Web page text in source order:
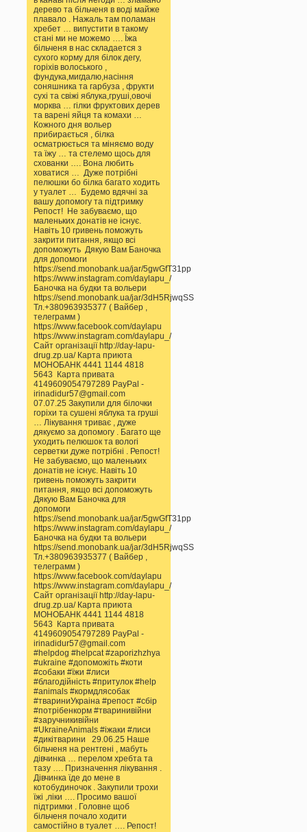
дерево та більченя в воді майже
плавало . Нажаль там поламан
хребет … випустити в такому
стані ми не можемо …. Їжа
більченя в нас складается з
сухого корму для білок дегу,
горіхів волоського ,
фундука,мигдалю,насіння
соняшника та гарбуза , фрукти
сухі та свіжі яблука,груші,овочі
морква … гілки фруктових дерев
та варені яйця та комахи …
Кожного дня вольер
прибирається , білка
осматрюється та міняємо воду
та їжу … та стелемо щось для
схованки …. Вона любить
ховатися … Дуже потрібні
пелюшки бо білка багато ходить
у туалет … Будемо вдячні за
вашу допомогу та підтримку
Репост! Не забуваємо, що
маленьких донатів не існує.
Навіть 10 гривень поможуть
закрити питання, якщо всі
допоможуть Дякую Вам Баночка
для допомоги
https://send.monobank.ua/jar/5gwGfT31pp
https://www.instagram.com/daylapu_/
Баночка на будки та вольери
https://send.monobank.ua/jar/3dH5RjwqSS
Тл.+380963935377 ( Вайбер ,
телеграмм )
https://www.facebook.com/daylapu
https://www.instagram.com/daylapu_/
Сайт організації http://day-lapu-
drug.zp.ua/ Карта приюта
МОНОБАНК 4441 1144 4818
5643 Карта привата
4149609054797289 PayPal -
irinadidur57@gmail.com
07.07.25 Закупили для білочки
горіхи та сушені яблука та груші
… Лікування триває , дуже
дякуємо за допомогу . Багато ще
уходить пелюшок та вологі
серветки дуже потрібні . Репост!
Не забуваємо, що маленьких
донатів не існує. Навіть 10
гривень поможуть закрити
питання, якщо всі допоможуть
Дякую Вам Баночка для
допомоги
https://send.monobank.ua/jar/5gwGfT31pp
https://www.instagram.com/daylapu_/
Баночка на будки та вольери
https://send.monobank.ua/jar/3dH5RjwqSS
Тл.+380963935377 ( Вайбер ,
телеграмм )
https://www.facebook.com/daylapu
https://www.instagram.com/daylapu_/
Сайт організації http://day-lapu-
drug.zp.ua/ Карта приюта
МОНОБАНК 4441 1144 4818
5643 Карта привата
4149609054797289 PayPal -
irinadidur57@gmail.com
#helpdog #helpcat #zaporizhzhya
#ukraine #допоможіть #коти
#собаки #їжи #лиси
#благодійність #притулок #help
#animals #кормдлясобак
#твариниУкраіна #репост #сбір
#потрібенкорм #тваринивійни
#заручникивійни
#UkraineAnimals #іжаки #лиси
#дикітварини 29.06.25 Наше
більченя на рентгені , мабуть
дівчинка … перелом хребта та
тазу …. Призначення лікування .
Дівчинка їде до мене в
котобудиночок . Закупили трохи
їжі ,ліки …. Просимо вашої
підтримки . Головне щоб
більченя почало ходити
самостійно в туалет …. Репост!